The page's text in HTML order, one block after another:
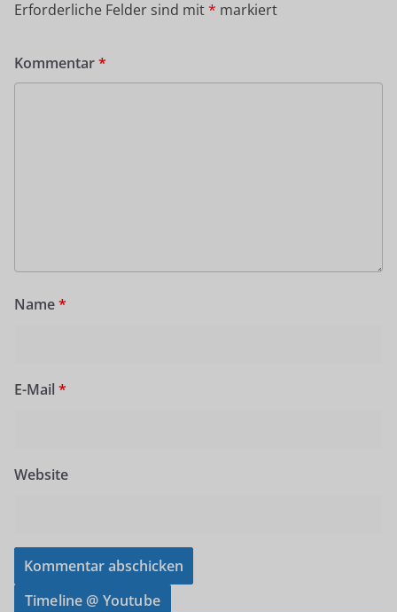
Erforderliche Felder sind mit* markiert
Kommentar*
Name*
E-Mail *
Website
Timeline @ Youtube